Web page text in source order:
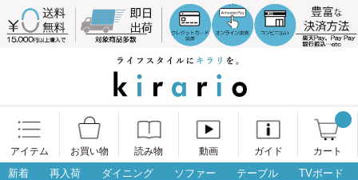
アイテム お買い物 読み物 動画 ガイド カート
新着 再入荷 ダイニング ソファー テーブル TVボード